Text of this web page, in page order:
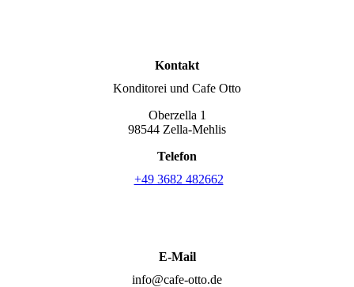
Kontakt
Konditorei und Cafe Otto
Oberzella 1
98544 Zella-Mehlis
Telefon
+49 3682 482662
E-Mail
info@cafe-otto.de